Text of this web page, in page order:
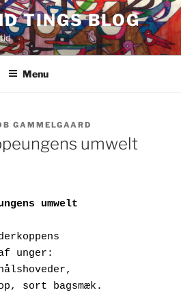
TINGS BLOG
Menu
GAMMELGAARD
umwelt
umwelt